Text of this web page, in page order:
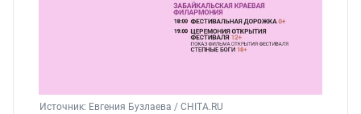
Источник: Евгения Бузлаева / CHITA.RU